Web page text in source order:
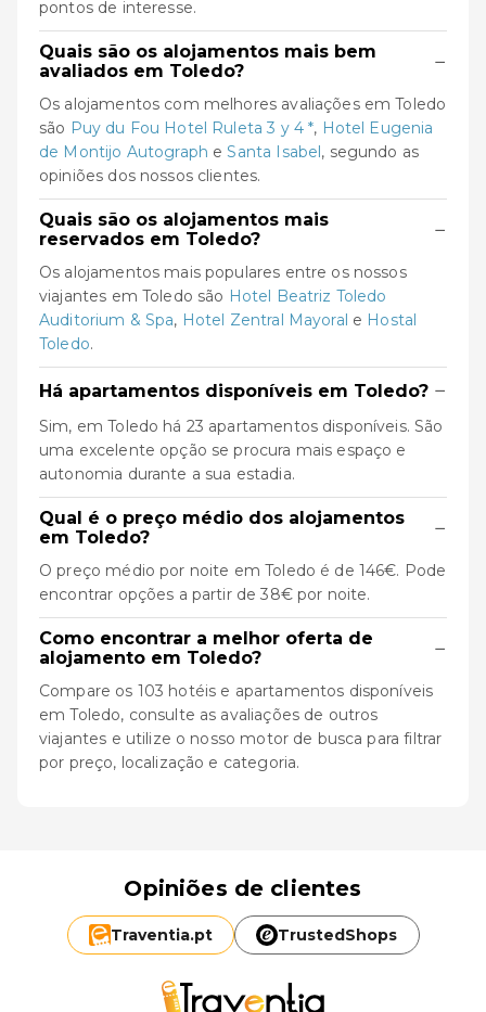
pontos de interesse.
Quais são os alojamentos mais bem
avaliados em Toledo?
−
Os alojamentos com melhores avaliações em Toledo
são Puy du Fou Hotel Ruleta 3 y 4 *, Hotel Eugenia
de Montijo Autograph eSanta Isabel, segundo as
opiniões dos nossos clientes.
Quais são os alojamentos mais
reservados em Toledo?
−
Os alojamentos mais populares entre os nossos
viajantes em Toledo são Hotel Beatriz Toledo
Auditorium & Spa, Hotel Zentral Mayoral e Hostal
Toledo.
Há apartamentos disponíveis em Toledo? −
Sim, em Toledo há 23 apartamentos disponíveis. São
uma excelente opção se procura mais espaço e
autonomia durante a sua estadia.
Qual é o preço médio dos alojamentos
em Toledo?
−
O preço médio por noite em Toledo é de 146€. Pode
encontrar opções a partir de 38€ por noite.
Como encontrar a melhor oferta de
alojamento em Toledo?
−
Compare os 103 hotéis e apartamentos disponíveis
em Toledo, consulte as avaliações de outros
viajantes e utilize o nosso motor de busca para filtrar
por preço, localização e categoria.
Opiniões de clientes
Traventia.pt TrustedShops